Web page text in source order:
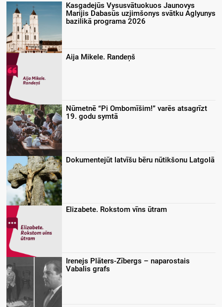
Kasgadejūs Vysusvātuokuos Jaunovys
Marijis Dabasūs uzjimšonys svātku Aglyunys
bazilikā programa 2026
Aija Mikele. Randeņš
Nūmetnē “Pi Ombomīšim!” varēs atsagrīzt
19. godu symtā
Dokumentejūt latvīšu bēru nūtikšonu Latgolā
Elizabete. Rokstom vīns ūtram
Irenejs Plāters-Zībergs – naparostais
Vabalis grafs